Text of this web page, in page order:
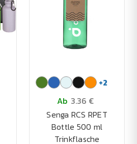
+2
Ab 3.36 €
Senga RCS RPET
Bottle 500 ml
Trinkflasche